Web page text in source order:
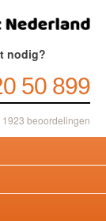
nodig?
50 899
1923 beoordelingen